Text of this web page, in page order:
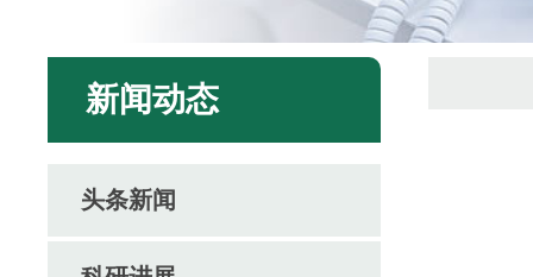
新闻动态
头条新闻